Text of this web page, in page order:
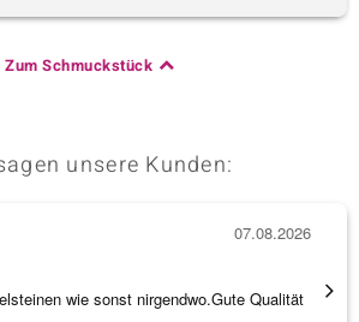
Zum Schmuckstück
unsere Kunden:
wie sonst nirgendwo.Gute Qualität
07.08.2026